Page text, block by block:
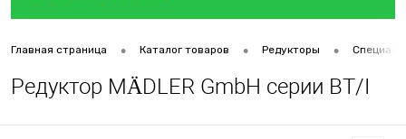
Главная страница • Каталог товаров • Редукторы •
Редуктор MÄDLER GmbH серии BT/I